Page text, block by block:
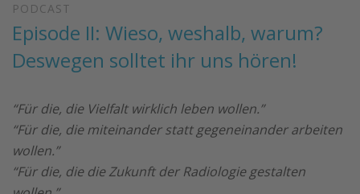
PODCAST
Episode II: Wieso, weshalb, warum?
Deswegen solltet ihr uns hören!
“Für die, die Vielfalt wirklich leben wollen.”
“Für die, die miteinander statt gegeneinander arbeiten
wollen.”
“Für die, die die Zukunft der Radiologie gestalten